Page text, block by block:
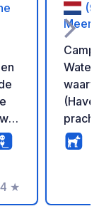
★
maken. Indien u uw
van